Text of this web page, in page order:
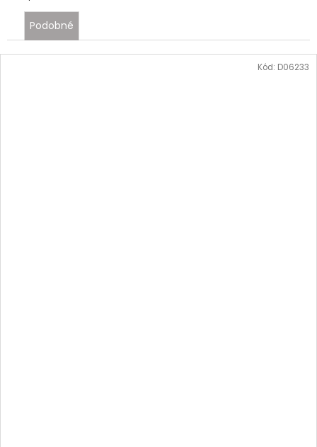
Podobné
Kód: D06233